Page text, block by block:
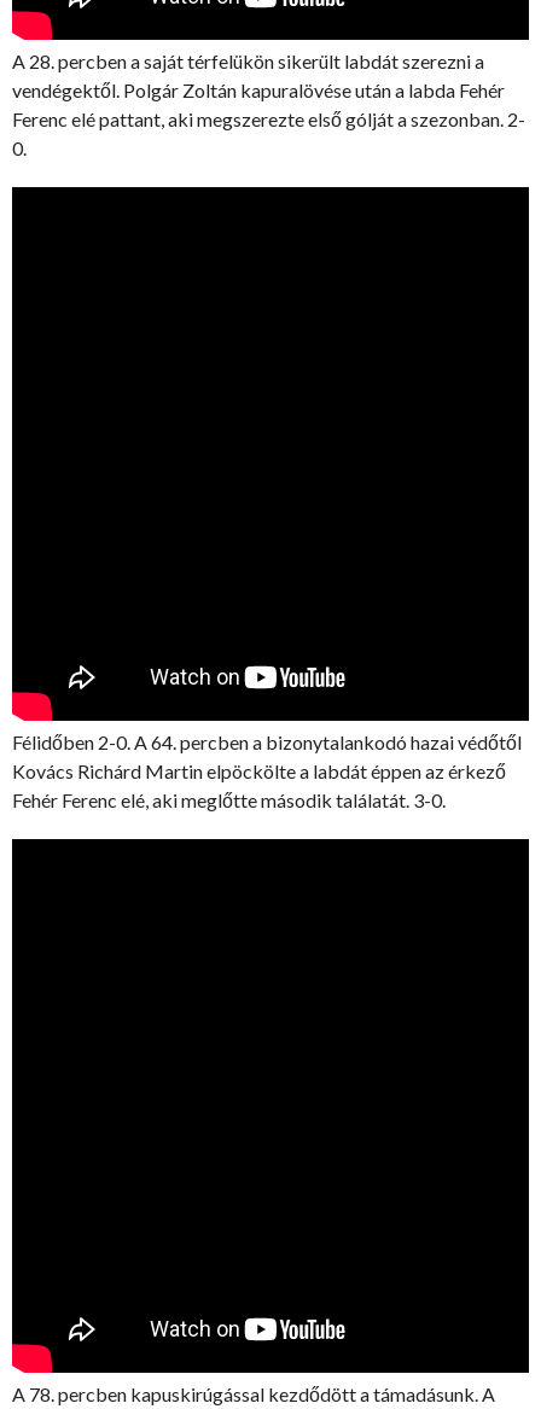
A 28. percben a saját térfelükön sikerült labdát szerezni a
vendégektől. Polgár Zoltán kapuralövése után a labda Fehér
Ferenc elé pattant, aki megszerezte első gólját a szezonban. 2-
0.
Félidőben 2-0. A 64. percben a bizonytalankodó hazai védőtől
Kovács Richárd Martin elpöckölte a labdát éppen az érkező
Fehér Ferenc elé, aki meglőtte második találatát. 3-0.
A 78. percben kapuskirúgással kezdődött a támadásunk. A